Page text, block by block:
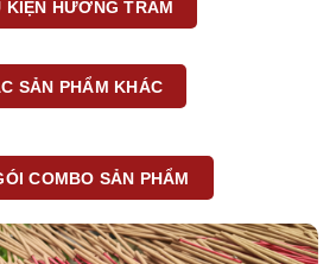
KIỆN HƯƠNG TRẦM
SẢN PHẨM KHÁC
COMBO SẢN PHẨM